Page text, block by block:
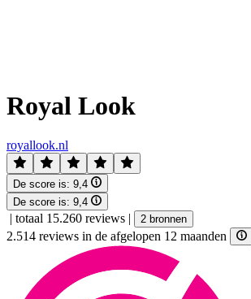
Royal Look
royallook.nl
De score is: 9,4
De score is: 9,4
| totaal 15.260 reviews | 2 bronnen
2.514 reviews in de afgelopen 12 maanden